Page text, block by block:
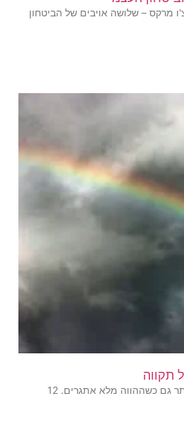
מרקס – שלושה אויבים של הביטחון
תקווה הכוח המניע שמאפשר לנו להאמין בעתיד טוב יותר גם כשההווה מלא אתגרים. 12